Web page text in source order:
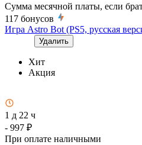
Сумма месячной платы, если
117 бонусов
Игра Astro Bot (PS5, русская
Удалить
Хит
Акция
1 д 22 ч
- 997 ₽
При оплате наличными